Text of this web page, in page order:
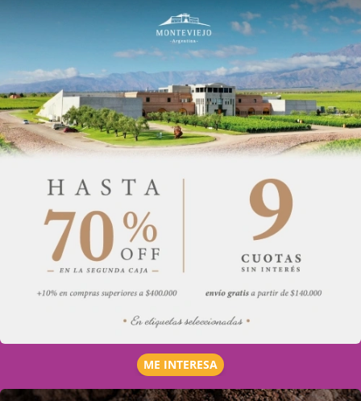
ME INTERESA